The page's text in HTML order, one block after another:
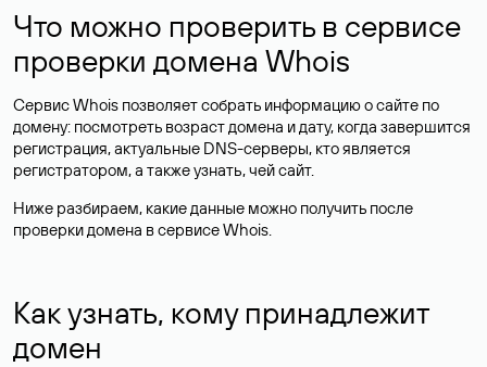
Что можно проверить в сервисе
проверки домена Whois
Сервис Whois позволяет собрать информацию о сайте по
домену: посмотреть возраст домена и дату, когда завершится
регистрация, актуальные DNS-серверы, кто является
регистратором, а также узнать, чей сайт.
Ниже разбираем, какие данные можно получить после
проверки домена в сервисе Whois.
Как узнать, кому принадлежит
домен